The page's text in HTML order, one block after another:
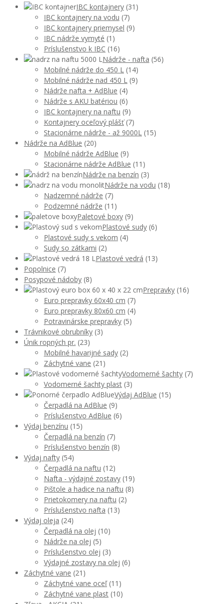
IBC kontajnery (31)
IBC kontajnery na vodu (7)
IBC kontajnery priemysel (9)
IBC nádrže vymyté (1)
Príslušenstvo k IBC (16)
Nádrže - nafta (56)
Mobilné nádrže do 450 L (14)
Mobilné nádrže nad 450 L (9)
Nádrže nafta + AdBlue (4)
Nádrže s AKU batériou (6)
IBC kontajnery na naftu (9)
Kontajnery oceľový plášť (7)
Stacionárne nádrže - až 9000L (15)
Nádrže na AdBlue (20)
Mobilné nádrže AdBlue (9)
Stacionárne nádrže AdBlue (11)
Nádrže na benzín (3)
Nádrže na vodu (18)
Nadzemné nádrže (7)
Podzemné nádrže (11)
Paletové boxy (9)
Plastové sudy (6)
Plastové sudy s vekom (4)
Sudy so zátkami (2)
Plastové vedrá (13)
Popolnice (7)
Posypové nádoby (8)
Prepravky (16)
Euro prepravky 60x40 cm (7)
Euro prepravky 80x60 cm (4)
Potravinárske prepravky (5)
Trávnikové obrubníky (3)
Únik ropných pr. (23)
Mobilné havarijné sady (2)
Záchytné vane (21)
Vodomerné šachty (7)
Vodomerné šachty plast (3)
Výdaj AdBlue (15)
Čerpadlá na AdBlue (9)
Príslušenstvo AdBlue (6)
Výdaj benzínu (15)
Čerpadlá na benzín (7)
Príslušenstvo benzín (8)
Výdaj nafty (54)
Čerpadlá na naftu (12)
Nafta - výdajné zostavy (19)
Pištole a hadice na naftu (8)
Prietokomery na naftu (2)
Príslušenstvo nafta (13)
Výdaj oleja (24)
Čerpadlá na olej (10)
Nádrže na olej (5)
Príslušenstvo olej (3)
Výdajné zostavy na olej (6)
Záchytné vane (21)
Záchytné vane oceľ (11)
Záchytné vane plast (10)